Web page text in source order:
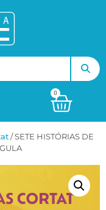
0
/ SETE HISTÓRIAS DE